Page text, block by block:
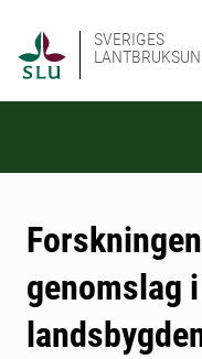
SVERIGES
genomslag